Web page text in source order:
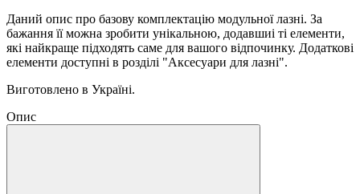
Даний опис про базову комплектацію модульної лазні. За
бажання її можна зробити унікальною, додавшиі ті елементи,
які найкраще підходять саме для вашого відпочинку. Додаткові
елементи доступні в розділі "Аксесуари для лазні".
Виготовлено в Україні.
Опис